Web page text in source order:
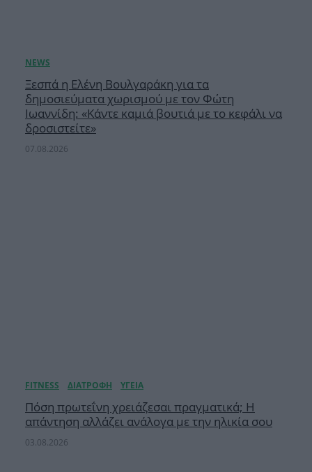
Ξεσπά η Ελένη Βουλγαράκη για τα
δημοσιεύματα χωρισμού με τον Φώτη
Ιωαννίδη: «Κάντε καμιά βουτιά με το κεφάλι να
δροσιστείτε»
07.08.2026
Πόση πρωτεΐνη χρειάζεσαι πραγματικά; Η
απάντηση αλλάζει ανάλογα με την ηλικία σου
03.08.2026